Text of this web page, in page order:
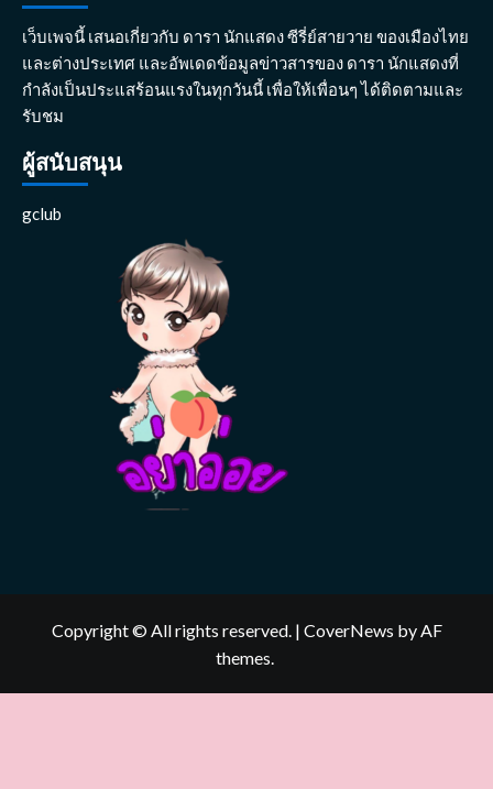
เว็บเพจนี้ เสนอเกี่ยวกับ ดารา นักแสดง ซีรี่ย์สายวาย ของเมืองไทย
และต่างประเทศ และอัพเดดข้อมูลข่าวสารของ ดารา นักแสดงที่
กำลังเป็นประแสร้อนแรงในทุกวันนี้ เพื่อให้เพื่อนๆ ได้ติดตามและ
รับชม
ผู้สนับสนุน
gclub
Copyright © All rights reserved. | CoverNews by AF
themes.